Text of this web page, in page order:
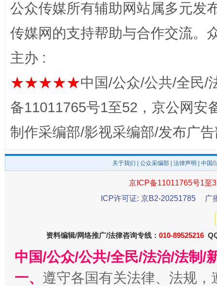
东山县通报“牛蛙产品抗生素超标问题” 法
公众传媒所有辅助网站属多元发
传媒网的支持帮助与合作交流。
主办 :
★★★★★中国/公众/公共/全民/
备11011765号1至52，京公网安
制作采编部/影视采编部/发布广
关于我们 公众采编部 法律声明 | 中国
京ICP备11011765号1至
ICP许可证: 京B2-20251785
广
资料编辑/网络推广/法律咨询专线： 010-89525216
中国/公众/公共/全民/法治/法制/
一、 遵守各国有关法律、法规